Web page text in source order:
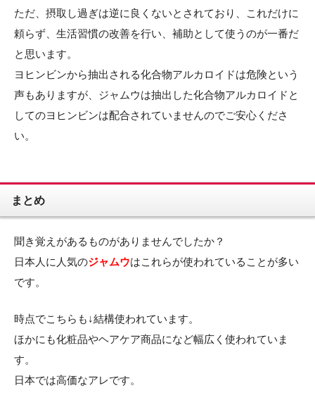
ただ、摂取し過ぎは逆に良くないとされており、これだけに
頼らず、生活習慣の改善を行い、補助として使うのが一番だ
と思います。
ヨヒンビンから抽出される化合物アルカロイドは危険という
声もありますが、ジャムウは抽出した化合物アルカロイドと
してのヨヒンビンは配合されていませんのでご安心くださ
い。
まとめ
聞き覚えがあるものがありませんでしたか？
日本人に人気のジャムウはこれらが使われていることが多い
です。
時点でこちらも↓結構使われています。
ほかにも化粧品やヘアケア商品になど幅広く使われていま
す。
日本では高価なアレです。